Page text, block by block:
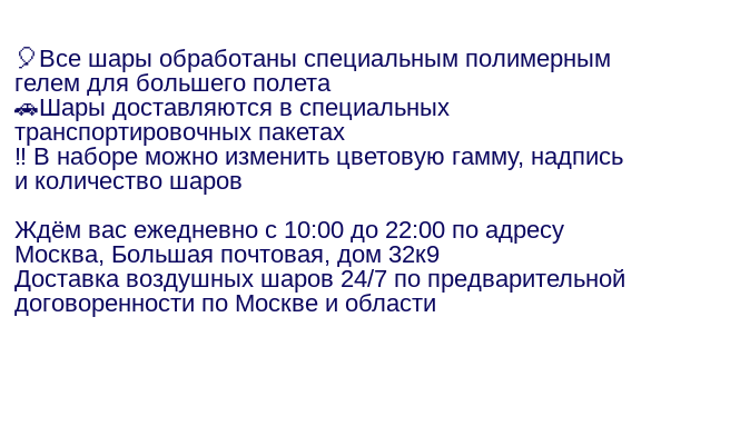
🎈Все шары обработаны специальным полимерным
гелем для большего полета
🚗Шары доставляются в специальных
транспортировочных пакетах
‼️ В наборе можно изменить цветовую гамму, надпись
и количество шаров
Ждём вас ежедневно с 10:00 до 22:00 по адресу
Москва, Большая почтовая, дом 32к9
Доставка воздушных шаров 24/7 по предварительной
договоренности по Москве и области